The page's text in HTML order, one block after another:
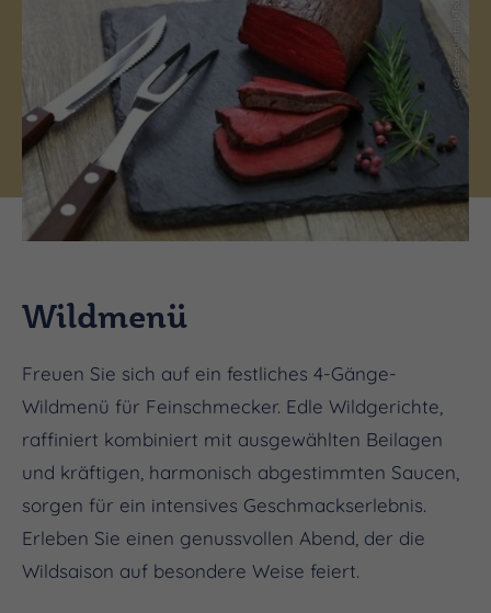
Wildmenü
Freuen Sie sich auf ein festliches 4-Gänge-
Wildmenü für Feinschmecker. Edle Wildgerichte,
raffiniert kombiniert mit ausgewählten Beilagen
und kräftigen, harmonisch abgestimmten Saucen,
sorgen für ein intensives Geschmackserlebnis.
Erleben Sie einen genussvollen Abend, der die
Wildsaison auf besondere Weise feiert.